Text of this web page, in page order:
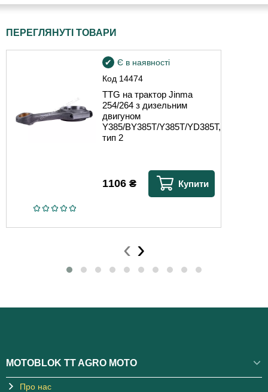
ПЕРЕГЛЯНУТІ ТОВАРИ
Код 14474
Є в наявності
TTG на трактор Jinma
254/264 з дизельним
двигуном
Y385/BY385T/Y385T/YD385T,
тип 2
1106 ₴ Купити
‹ ›
MOTOBLOK TT AGRO MOTO
Про нас